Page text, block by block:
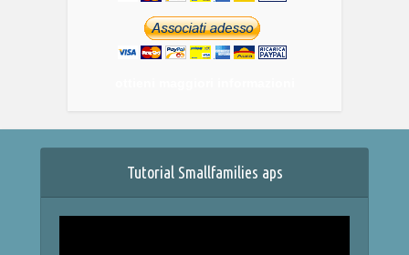
Tutorial Smallfamilies aps